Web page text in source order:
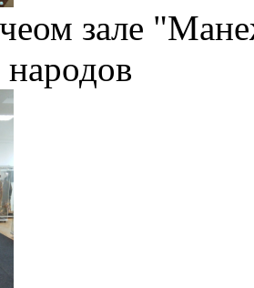
зале